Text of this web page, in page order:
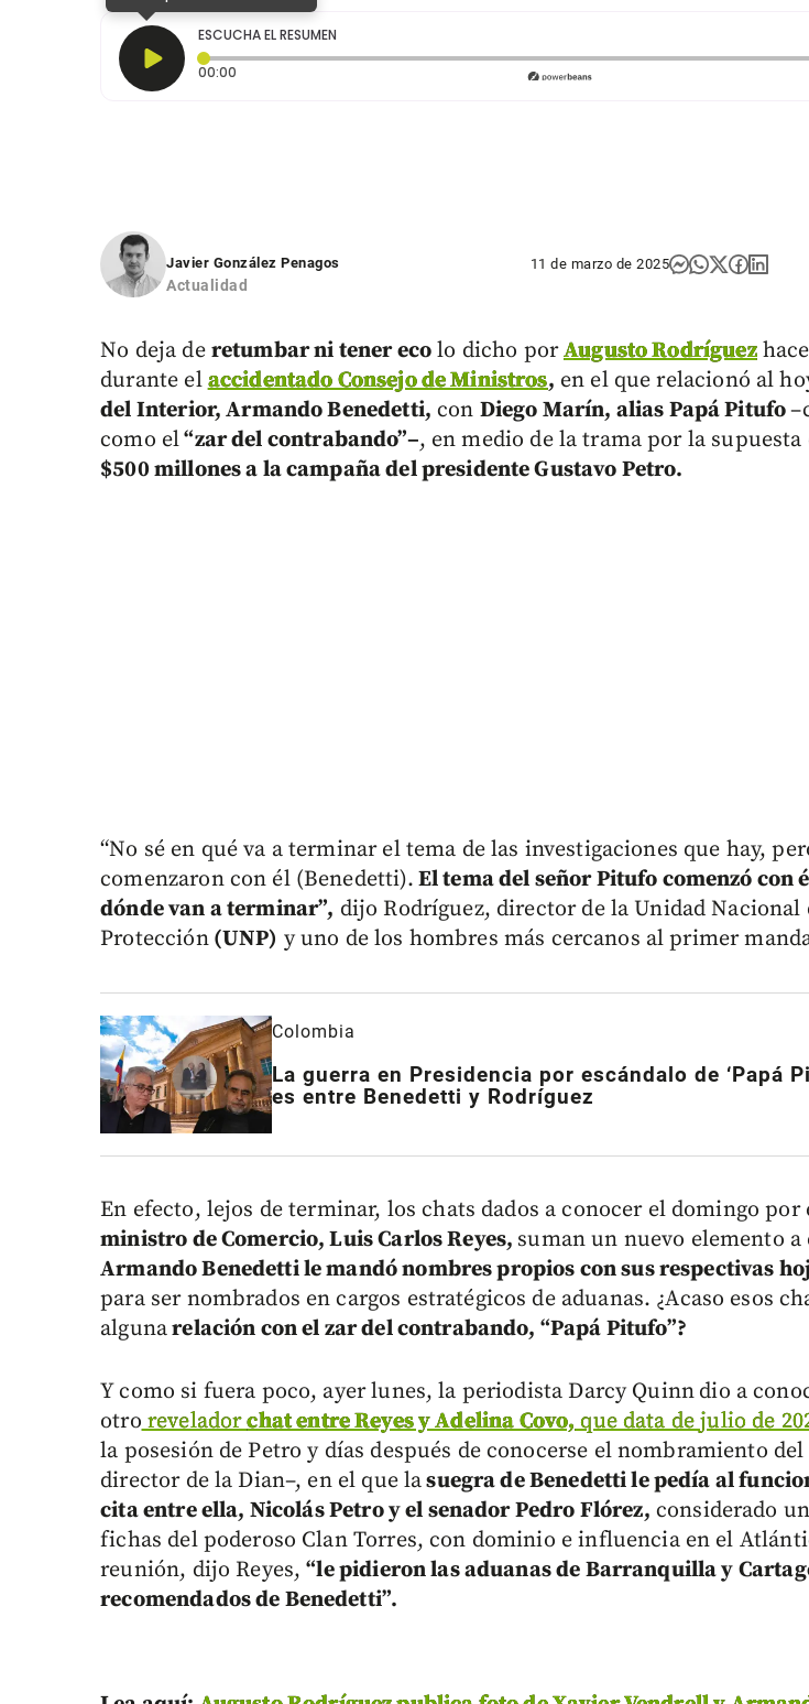
ESCUCHA EL RESUMEN
00:00
Javier González Penagos
Actualidad
11 de marzo de 2025
No deja de retumbar ni tener eco lo dicho porAugusto Rodríguez
durante elaccidentado Consejo de Ministros, en el que relacionó al
del Interior, Armando Benedetti, con Diego Marín, alias Papá Pitufo
como el“zar del contrabando”–, en medio de la trama por la supuesta
$500 millones a la campaña del presidente Gustavo Petro.
“No sé en qué va a terminar el tema de las investigaciones que hay,
comenzaron con él (Benedetti). El tema del señor Pitufo comenzó con
dónde van a terminar”, dijo Rodríguez, director de la Unidad Nacional
Protección(UNP) y uno de los hombres más cercanos al primer
Colombia
La guerra en Presidencia por escándalo de ‘Papá
es entre Benedetti y Rodríguez
En efecto, lejos de terminar, los chats dados a conocer el domingo por
ministro de Comercio, Luis Carlos Reyes, suman un nuevo elemento a
Armando Benedetti le mandó nombres propios con sus respectivas
para ser nombrados en cargos estratégicos de aduanas. ¿Acaso esos
algunarelación con el zar del contrabando, “Papá Pitufo”?
Y como si fuera poco, ayer lunes, la periodista Darcy Quinn dio a
otroreveladorchat entre Reyes y Adelina Covo,que data de julio de
la posesión de Petro y días después de conocerse el nombramiento
director de la Dian–, en el que lasuegra de Benedetti le pedía al
cita entre ella, Nicolás Petro y el senador Pedro Flórez, considerado
fichas del poderoso Clan Torres, con dominio e influencia en el
reunión, dijo Reyes,“le pidieron las aduanas de Barranquilla y
recomendados de Benedetti”.